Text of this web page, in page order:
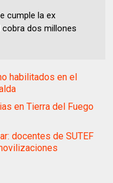
cumple la ex
dos millones
habilitados en el
en Tierra del Fuego
docentes de SUTEF